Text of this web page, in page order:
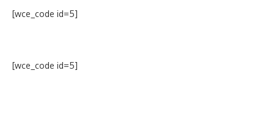
[wce_code id=5]
[wce_code id=5]